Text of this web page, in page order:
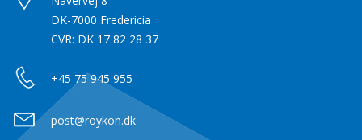
DK-7000 Fredericia
CVR: DK 17 82 28 37
+45 75 945 955
post@roykon.dk